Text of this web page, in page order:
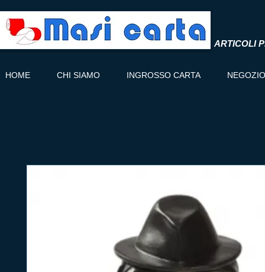
ARTICOLI
HOME CHI SIAMO INGROSSO CARTA NEGOZIO